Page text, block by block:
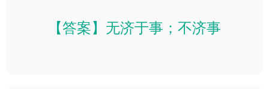
【答案】无济于事；不济事